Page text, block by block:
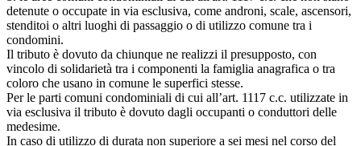
detenute o occupate in via esclusiva, come androni, scale, ascensori,
stenditoi o altri luoghi di passaggio o di utilizzo comune tra i
condomini.
Il tributo è dovuto da chiunque ne realizzi il presupposto, con
vincolo di solidarietà tra i componenti la famiglia anagrafica o tra
coloro che usano in comune le superfici stesse.
Per le parti comuni condominiali di cui all’art. 1117 c.c. utilizzate in
via esclusiva il tributo è dovuto dagli occupanti o conduttori delle
medesime.
In caso di utilizzo di durata non superiore a sei mesi nel corso del